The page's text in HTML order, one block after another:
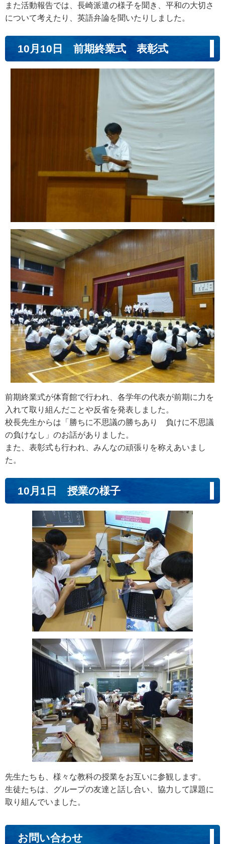
また活動報告では、長崎派遣の様子を聞き、平和の大切さ
について考えたり、英語弁論を聞いたりしました。
10月10日 前期終業式 表彰式
前期終業式が体育館で行われ、各学年の代表が前期に力を
入れて取り組んだことや反省を発表しました。
校長先生からは「勝ちに不思議の勝ちあり 負けに不思議
の負けなし」のお話がありました。
また、表彰式も行われ、みんなの頑張りを称えあいまし
た。
10月1日 授業の様子
先生たちも、様々な教科の授業をお互いに参観します。
生徒たちは、グループの友達と話し合い、協力して課題に
取り組んでいました。
お問い合わせ